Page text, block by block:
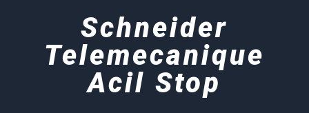
Schneider
Telemecanique
Acil Stop